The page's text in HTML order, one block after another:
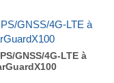
GNSS/4G-LTE à